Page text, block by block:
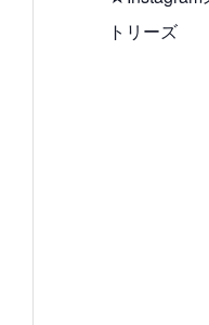
トリーズ